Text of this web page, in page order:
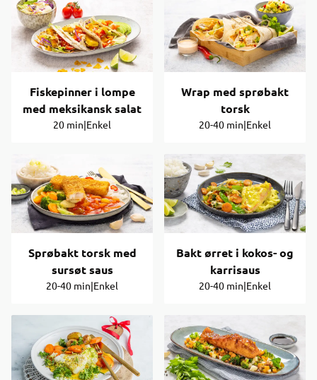
Fiskepinner i lompe
med meksikansk salat
20 min|Enkel
Wrap med sprøbakt
torsk
20-40 min|Enkel
Sprøbakt torsk med
sursøt saus
20-40 min|Enkel
Bakt ørret i kokos- og
karrisaus
20-40 min|Enkel